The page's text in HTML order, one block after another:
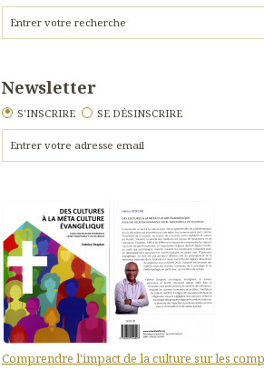
Newsletter
S'INSCRIRE SE DÉSINSCRIRE
Comprendre l'impact de la culture sur les